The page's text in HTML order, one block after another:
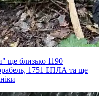
ще близько 1190
1751 БПЛА та ще